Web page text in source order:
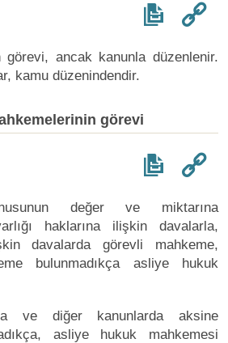
görevi, ancak kanunla düzenlenir.
kamu düzenindendir.
görevi
değer ve miktarına
haklarına ilişkin davalarla,
davalarda görevli mahkeme,
bulunmadıkça asliye hukuk
ve diğer kanunlarda aksine
asliye hukuk mahkemesi